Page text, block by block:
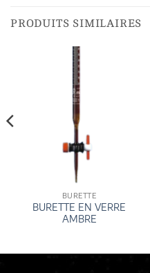
PRODUITS SIMILAIRES
BURETTE
BURETTE EN VERRE
AMBRE